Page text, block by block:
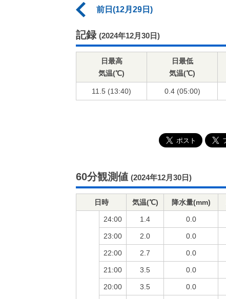
前日(12月29日)
記録 (2024年12月30日)
日最高
気温(℃)
日最低
気温(℃)
11.5 (13:40) 0.4 (05:00)
60分観測値 (2024年12月30日)
日時 気温(℃) 降水量(mm)
24:00 1.4 0.0
23:00 2.0 0.0
22:00 2.7 0.0
21:00 3.5 0.0
20:00 3.5 0.0